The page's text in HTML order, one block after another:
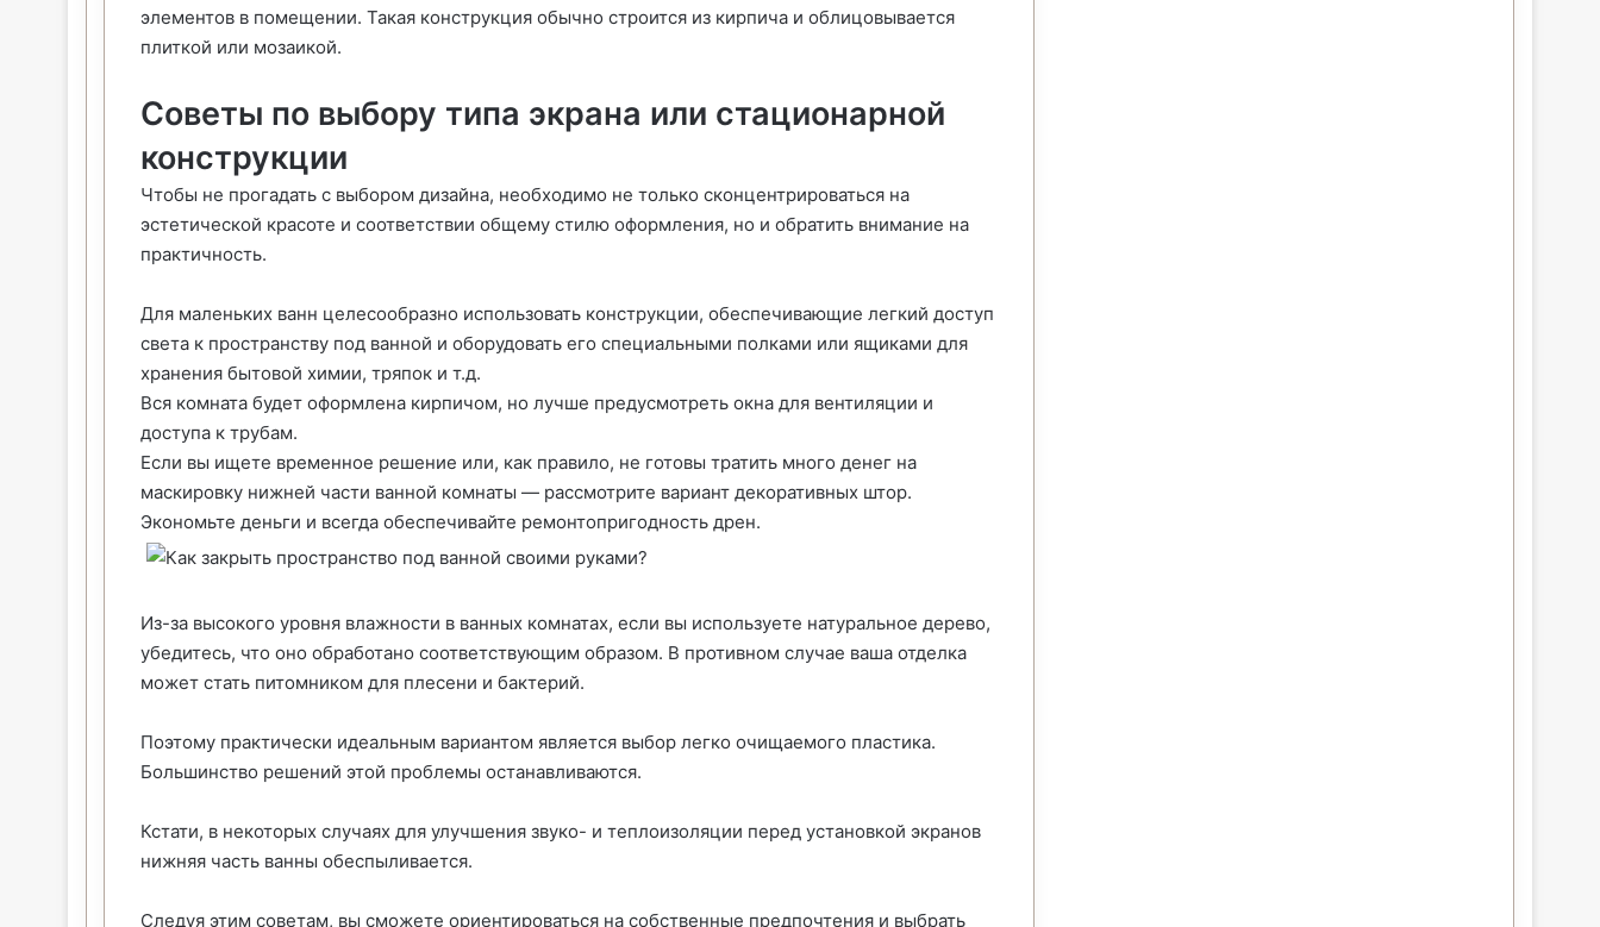
элементов в помещении. Такая конструкция обычно строится из кирпича и облицовывается
плиткой или мозаикой.
Советы по выбору типа экрана или стационарной
конструкции
Чтобы не прогадать с выбором дизайна, необходимо не только сконцентрироваться на
эстетической красоте и соответствии общему стилю оформления, но и обратить внимание на
практичность.
Для маленьких ванн целесообразно использовать конструкции, обеспечивающие легкий доступ
света к пространству под ванной и оборудовать его специальными полками или ящиками для
хранения бытовой химии, тряпок и т.д.
Вся комната будет оформлена кирпичом, но лучше предусмотреть окна для вентиляции и
доступа к трубам.
Если вы ищете временное решение или, как правило, не готовы тратить много денег на
маскировку нижней части ванной комнаты — рассмотрите вариант декоративных штор.
Экономьте деньги и всегда обеспечивайте ремонтопригодность дрен.
Из-за высокого уровня влажности в ванных комнатах, если вы используете натуральное дерево,
убедитесь, что оно обработано соответствующим образом. В противном случае ваша отделка
может стать питомником для плесени и бактерий.
Поэтому практически идеальным вариантом является выбор легко очищаемого пластика.
Большинство решений этой проблемы останавливаются.
Кстати, в некоторых случаях для улучшения звуко- и теплоизоляции перед установкой экранов
нижняя часть ванны обеспыливается.
Следуя этим советам, вы сможете ориентироваться на собственные предпочтения и выбрать